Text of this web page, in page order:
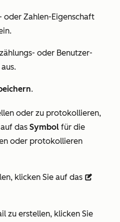
oder Zahlen-Eigenschaft
oder Benutzer-
aus.
.
oder zu protokollieren,
das Symbol für die
oder protokollieren
klicken Sie auf das description
zu erstellen, klicken Sie